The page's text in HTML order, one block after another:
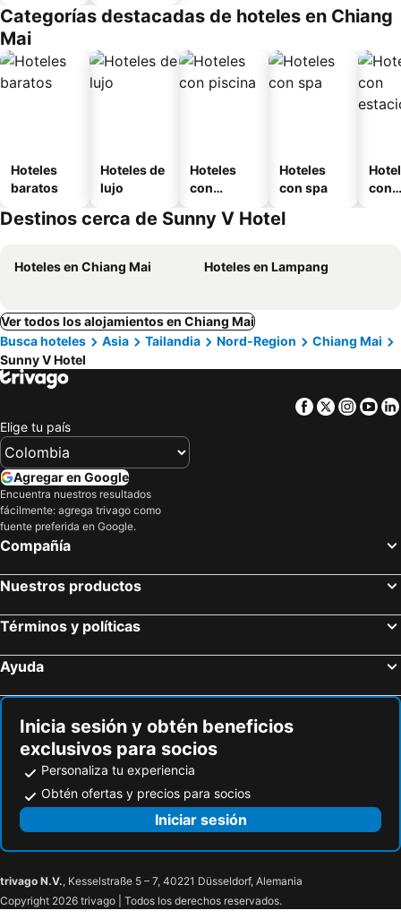
Categorías destacadas de hoteles en Chiang
Mai
Hoteles
baratos
Hoteles de
lujo
Hoteles
con
Hoteles
con spa
con
Destinos cerca de Sunny V Hotel
Hoteles en Chiang Mai Hoteles en Lampang
Ver todos los alojamientos en Chiang Mai
Busca hoteles
Asia Tailandia Nord-Region
Chiang Mai
Sunny V Hotel
Facebook
Twitter
Elige tu país
Agregar en Google
Encuentra nuestros resultados
fácilmente: agrega trivago como
fuente preferida en Google.
Compañía
Nuestros productos
Términos y políticas
Ayuda
Inicia sesión y obtén beneficios
exclusivos para socios
Personaliza tu experiencia
Obtén ofertas y precios para socios
Iniciar sesión
trivago N.V., Kesselstraße 5 – 7, 40221 Düsseldorf, Alemania
Copyright 2026 trivago | Todos los derechos reservados.